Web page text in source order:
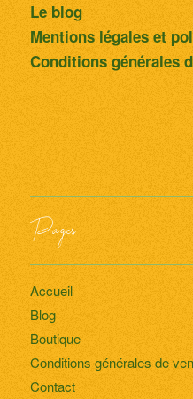
Le blog
Mentions légales et
Conditions générales
Pages
Accueil
Blog
Boutique
Conditions générales de
Contact